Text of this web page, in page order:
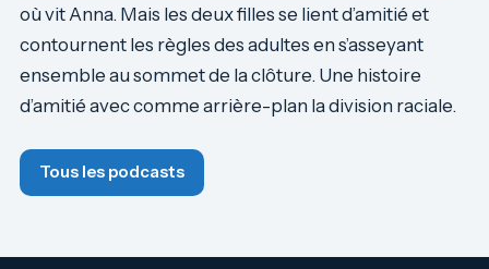
où vit Anna. Mais les deux filles se lient d’amitié et
contournent les règles des adultes en s’asseyant
ensemble au sommet de la clôture. Une histoire
d’amitié avec comme arrière-plan la division raciale.
Tous les podcasts